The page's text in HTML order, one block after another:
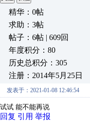
精华：0帖
求助：3帖
帖子：6帖 | 609回
年度积分：80
历史总积分：305
注册：2014年5月25日
发表于：2021-01-08 12:46:54
试试 能不能再说
回复 引用 举报